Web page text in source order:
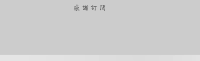
​感謝訂閱